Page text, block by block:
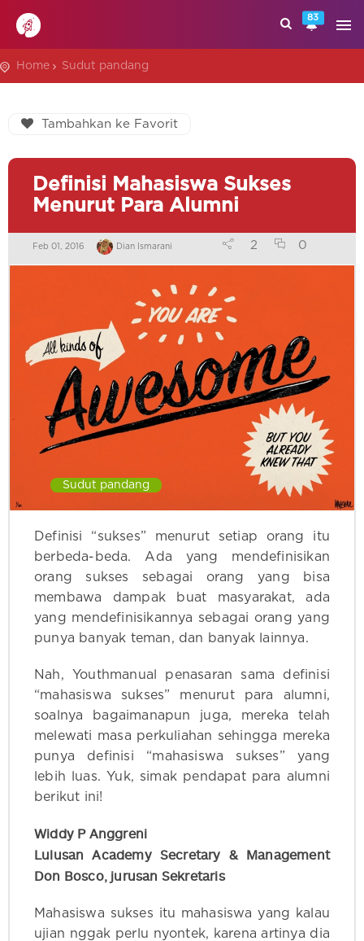
83
Home Sudut pandang
Tambahkan ke Favorit
Definisi Mahasiswa Sukses
Menurut Para Alumni
Feb 01, 2016 Dian Ismarani 2 0
Sudut pandang
Definisi “sukses” menurut setiap orang itu
berbeda-beda. Ada yang mendefinisikan
orang sukses sebagai orang yang bisa
membawa dampak buat masyarakat, ada
yang mendefinisikannya sebagai orang yang
punya banyak teman, dan banyak lainnya.
Nah, Youthmanual penasaran sama definisi
“mahasiswa sukses” menurut para alumni,
soalnya bagaimanapun juga, mereka telah
melewati masa perkuliahan sehingga mereka
punya definisi “mahasiswa sukses” yang
lebih luas. Yuk, simak pendapat para alumni
berikut ini!
Widdy P Anggreni
Lulusan Academy Secretary & Management
Don Bosco, jurusan Sekretaris
Mahasiswa sukses itu mahasiswa yang kalau
ujian nggak perlu nyontek, karena artinya dia